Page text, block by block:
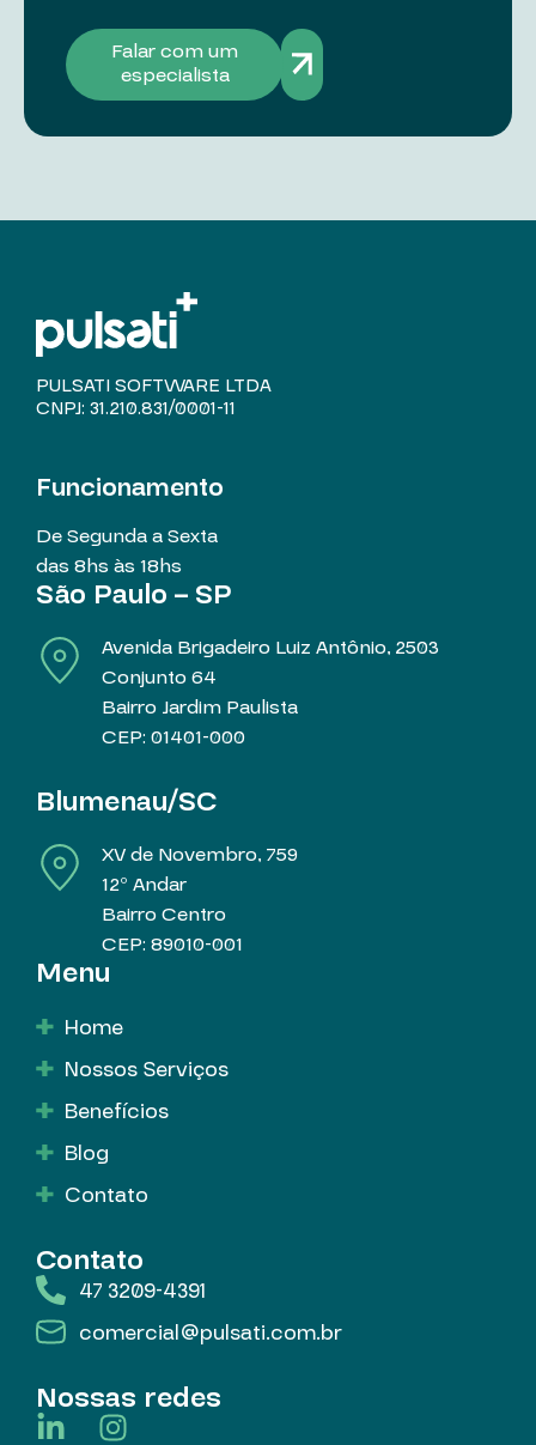
Falar com um
especialista
PULSATI SOFTWARE LTDA
CNPJ: 31.210.831/0001-11
Funcionamento
De Segunda a Sexta
das 8hs às 18hs
São Paulo – SP
Avenida Brigadeiro Luiz Antônio, 2503
Conjunto 64
Bairro Jardim Paulista
CEP: 01401-000
Blumenau/SC
XV de Novembro, 759
12º Andar
Bairro Centro
CEP: 89010-001
Menu
Home
Nossos Serviços
Benefícios
Blog
Contato
Contato
47 3209-4391
comercial@pulsati.com.br
Nossas redes